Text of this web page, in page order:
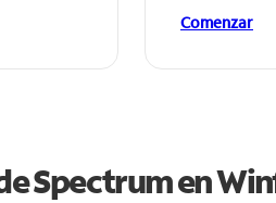
Comenzar
Spectrum en